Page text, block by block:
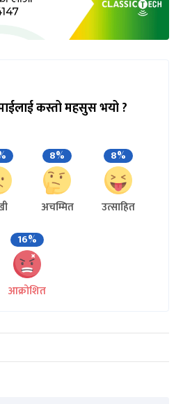
कस्तो महसुस भयो ?
8%
अचम्मित
8%
उत्साहित
16%
आक्रोशित